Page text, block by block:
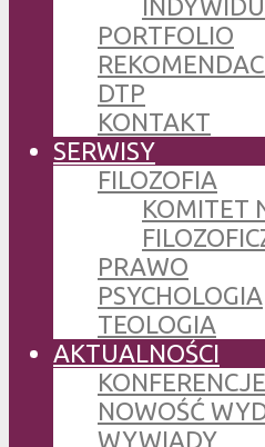
PORTFOLIO
DTP
KONTAKT
SERWISY
FILOZOFIA
KOMITET
PRAWO
PSYCHOLOGIA
TEOLOGIA
AKTUALNOŚCI
KONFERENCJE
NOWOŚĆ
WYWIADY